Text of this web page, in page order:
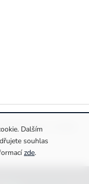
Dalším
souhlas
zde.
Informace o cookies